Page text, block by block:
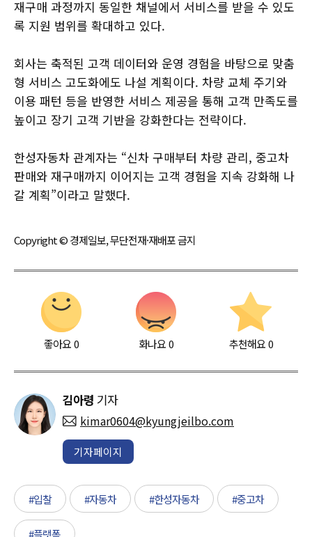
재구매 과정까지 동일한 채널에서 서비스를 받을 수 있도
록 지원 범위를 확대하고 있다.
회사는 축적된 고객 데이터와 운영 경험을 바탕으로 맞춤
형 서비스 고도화에도 나설 계획이다. 차량 교체 주기와
이용 패턴 등을 반영한 서비스 제공을 통해 고객 만족도를
높이고 장기 고객 기반을 강화한다는 전략이다.
한성자동차 관계자는 “신차 구매부터 차량 관리, 중고차
판매와 재구매까지 이어지는 고객 경험을 지속 강화해 나
갈 계획”이라고 말했다.
Copyright © 경제일보, 무단전재·재배포 금지
좋아요0 화나요0 추천해요 0
김아령 기자
kimar0604@kyungjeilbo.com
기자페이지
#입찰 #자동차 #한성자동차 #중고차
#플랫폼